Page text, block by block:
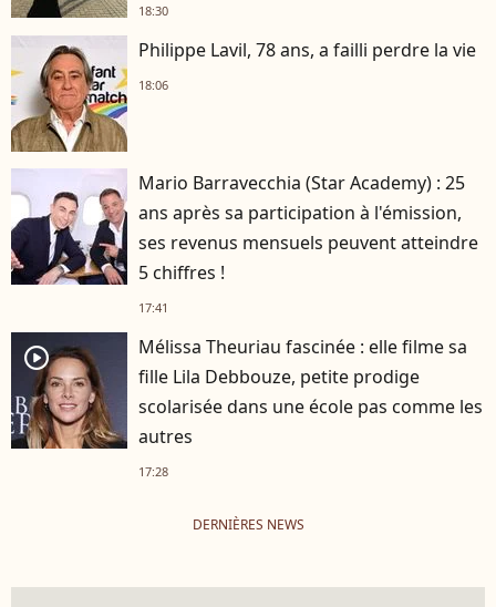
18:30
Philippe Lavil, 78 ans, a failli perdre la vie
18:06
Mario Barravecchia (Star Academy) : 25
ans après sa participation à l'émission,
ses revenus mensuels peuvent atteindre
5 chiffres !
17:41
player2
Mélissa Theuriau fascinée : elle filme sa
fille Lila Debbouze, petite prodige
scolarisée dans une école pas comme les
autres
17:28
DERNIÈRES NEWS